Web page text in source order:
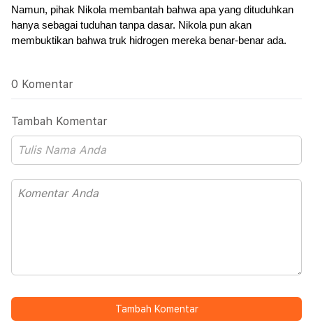
Namun, pihak Nikola membantah bahwa apa yang dituduhkan
hanya sebagai tuduhan tanpa dasar. Nikola pun akan
membuktikan bahwa truk hidrogen mereka benar-benar ada.
0 Komentar
Tambah Komentar
Tambah Komentar